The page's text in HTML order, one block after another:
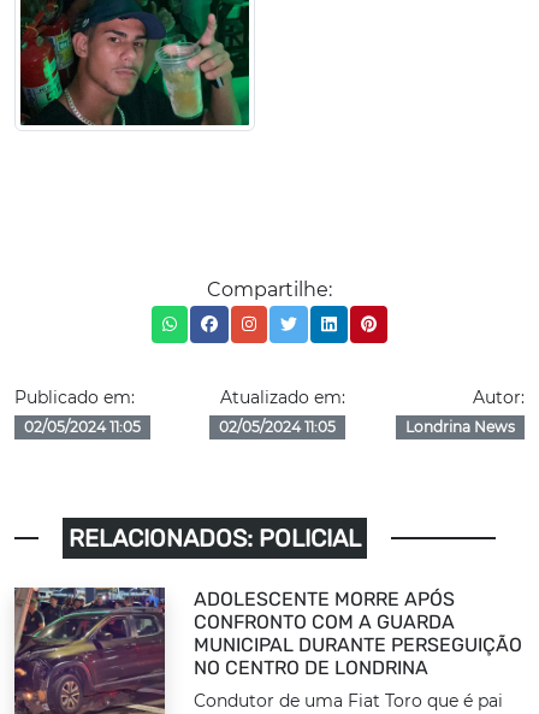
Compartilhe:
Publicado em:
02/05/2024 11:05
Atualizado em:
02/05/2024 11:05
Autor:
Londrina News
RELACIONADOS: POLICIAL
ADOLESCENTE MORRE APÓS
CONFRONTO COM A GUARDA
MUNICIPAL DURANTE PERSEGUIÇÃO
NO CENTRO DE LONDRINA
Condutor de uma Fiat Toro que é pai